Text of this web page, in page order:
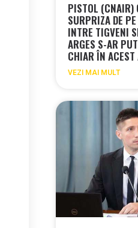
PISTOL (CNAIR)
SURPRIZA DE
INTRE TIGVENI
ARGES S-AR
CHIAR ÎN ACEST
VEZI MAI MULT